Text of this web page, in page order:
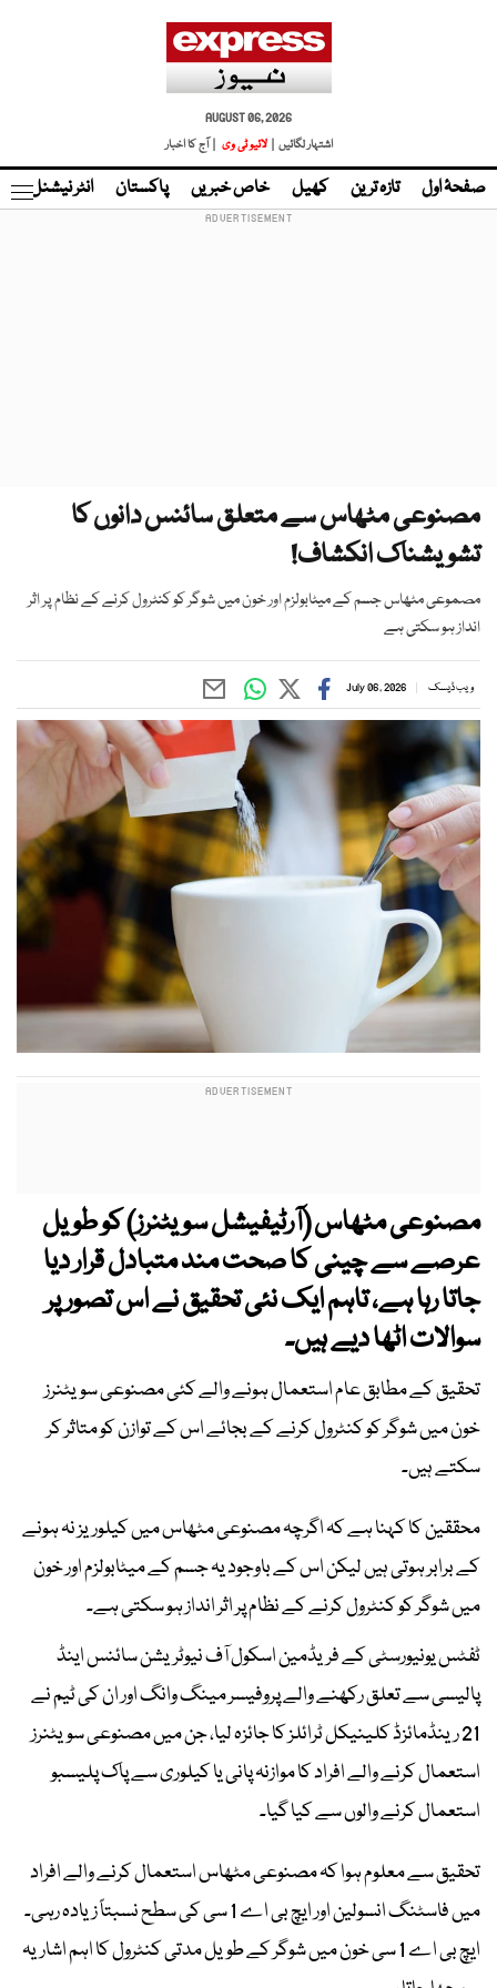
AUGUST 06, 2026
اشتہار لگائیں |
لائیو ٹی وی | آج کا اخبار
صفحۂ اول تازہ ترین کھیل خاص خبریں پاکستان انٹر نیشنل
مصنوعی مٹھاس سے متعلق سائنس دانوں کا
تشویشناک انکشاف!
مصموعی مٹھاس جسم کے میٹابولزم اور خون میں شوگر کو کنٹرول کرنے کے نظام پر اثر
انداز ہو سکتی ہے
ویب ڈیسک July 06, 2026
مصنوعی مٹھاس (آرٹیفیشل سویٹنرز) کو طویل
عرصے سے چینی کا صحت مند متبادل قرار دیا
جاتا رہا ہے، تاہم ایک نئی تحقیق نے اس تصور پر
سوالات اٹھا دیے ہیں۔
تحقیق کے مطابق عام استعمال ہونے والے کئی مصنوعی سویٹنرز
خون میں شوگر کو کنٹرول کرنے کے بجائے اس کے توازن کو متاثر کر
سکتے ہیں۔
محققین کا کہنا ہے کہ اگرچہ مصنوعی مٹھاس میں کیلوریز نہ ہونے
کے برابر ہوتی ہیں لیکن اس کے باوجود یہ جسم کے میٹابولزم اور خون
میں شوگر کو کنٹرول کرنے کے نظام پر اثر انداز ہو سکتی ہے۔
ٹفٹس یونیورسٹی کے فریڈمین اسکول آف نیوٹریشن سائنس اینڈ
پالیسی سے تعلق رکھنے والے پروفیسر مینگ وانگ اور ان کی ٹیم نے
21 رینڈمائزڈ کلینیکل ٹرائلز کا جائزہ لیا، جن میں مصنوعی سویٹنرز
استعمال کرنے والے افراد کا موازنہ پانی یا کیلوری سے پاک پلیسبو
استعمال کرنے والوں سے کیا گیا۔
تحقیق سے معلوم ہوا کہ مصنوعی مٹھاس استعمال کرنے والے افراد
میں فاسٹنگ انسولین اور ایچ بی اے 1 سی کی سطح نسبتاً زیادہ رہی۔
ایچ بی اے 1 سی خون میں شوگر کے طویل مدتی کنٹرول کا اہم اشاریہ